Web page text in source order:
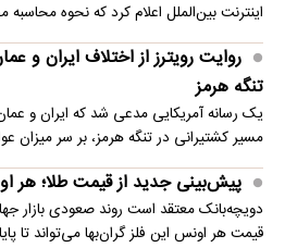
اینترنت بین‌الملل اعلام کرد که نحوه
روایت رویترز از اختلاف ایران و
تنگه هرمز
یک رسانه آمریکایی مدعی شد که ایران و
مسیر کشتیرانی در تنگه هرمز، بر سر میزان
پیش‌بینی جدید از قیمت طلا؛ هر اونس به ۴۷۰۰
دویچه‌بانک معتقد است روند صعودی بازار
قیمت هر اونس این فلز گران‌بها می‌تواند تا